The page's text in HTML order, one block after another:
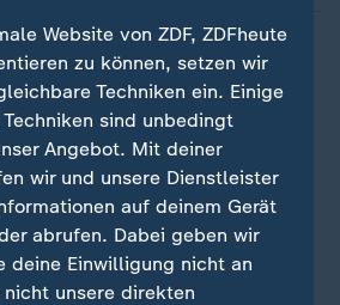
können
von Merz und Trump in
der Handelspolitik auch die
und derrussische Angriffskrieg
ein Regierungssprecher am
hat.
Website von ZDF, ZDFheute
zu können, setzen wir
Techniken ein. Einige
sind unbedingt
Angebot. Mit deiner
wir und unsere Dienstleister
auf deinem Gerät
abrufen. Dabei geben wir
deine Einwilligung nicht an
unsere direkten